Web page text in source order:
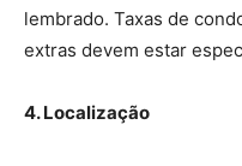
lembrado. Taxas de
extras devem estar
4. Localização